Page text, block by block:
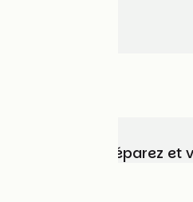
Choisissez, préparez